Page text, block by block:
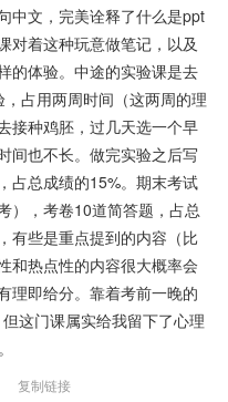
中文，完美诠释了什么是ppt
对着这种玩意做笔记，以及
的体验。中途的实验课是去
占用两周时间（这两周的理
接种鸡胚，过几天选一个早
间也不长。做完实验之后写
占总成绩的15%。期末考试
），考卷10道简答题，占总
有些是重点提到的内容（比
和热点性的内容很大概率会
理即给分。靠着考前一晚的
这门课属实给我留下了心理
复制链接